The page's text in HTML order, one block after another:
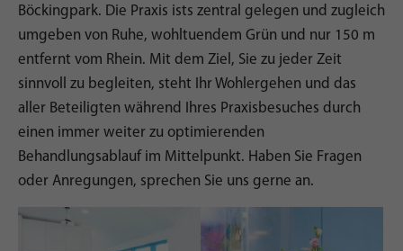
Böckingpark. Die Praxis ists zentral gelegen und zugleich
umgeben von Ruhe, wohltuendem Grün und nur 150 m
entfernt vom Rhein. Mit dem Ziel, Sie zu jeder Zeit
sinnvoll zu begleiten, steht Ihr Wohlergehen und das
aller Beteiligten während Ihres Praxisbesuches durch
einen immer weiter zu optimierenden
Behandlungsablauf im Mittelpunkt. Haben Sie Fragen
oder Anregungen, sprechen Sie uns gerne an.